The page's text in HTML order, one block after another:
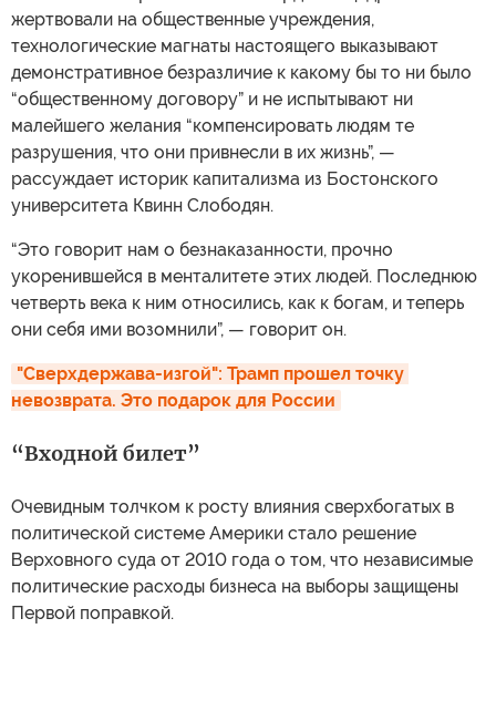
жертвовали на общественные учреждения,
технологические магнаты настоящего выказывают
демонстративное безразличие к какому бы то ни было
“общественному договору” и не испытывают ни
малейшего желания “компенсировать людям те
разрушения, что они привнесли в их жизнь”, —
рассуждает историк капитализма из Бостонского
университета Квинн Слободян.
“Это говорит нам о безнаказанности, прочно
укоренившейся в менталитете этих людей. Последнюю
четверть века к ним относились, как к богам, и теперь
они себя ими возомнили”, — говорит он.
"Сверхдержава-изгой": Трамп прошел точку
невозврата. Это подарок для России
“Входной билет”
Очевидным толчком к росту влияния сверхбогатых в
политической системе Америки стало решение
Верховного суда от 2010 года о том, что независимые
политические расходы бизнеса на выборы защищены
Первой поправкой.